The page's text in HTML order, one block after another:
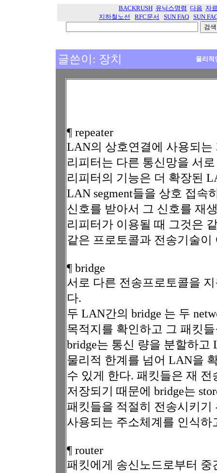
BACKRUSH 유닉스명령 다음 자
지하철노선
RFC문서 SUN FAQ SUN
글쓴이: 장치 물리적
¶ repeater
LAN의 상호연결에 사용되는
리피터는 다른 통신망을 서
리피터의 기능은 더 확장된
LAN segment들을 상호 접속
신호를 받아서 그 신호를 재
리피터가 이용될 때 그것은
같은 프로토콜과 전송기술이
¶ bridge
서로 다른 전송프로토콜을
다.
두 LAN간의 bridge 는 두
목적지를 확인하고 그 패킷
bridge는 통신 량을 분할하고
물리적 한계를 넘어 LAN을
수 있게 한다. 패킷들은 재
저장되기 때문에 bridge는
패킷들을 적절히 전송시키기
사용되는 주소체계를 인식하
¶ router
패킷에게 송신노드로부터